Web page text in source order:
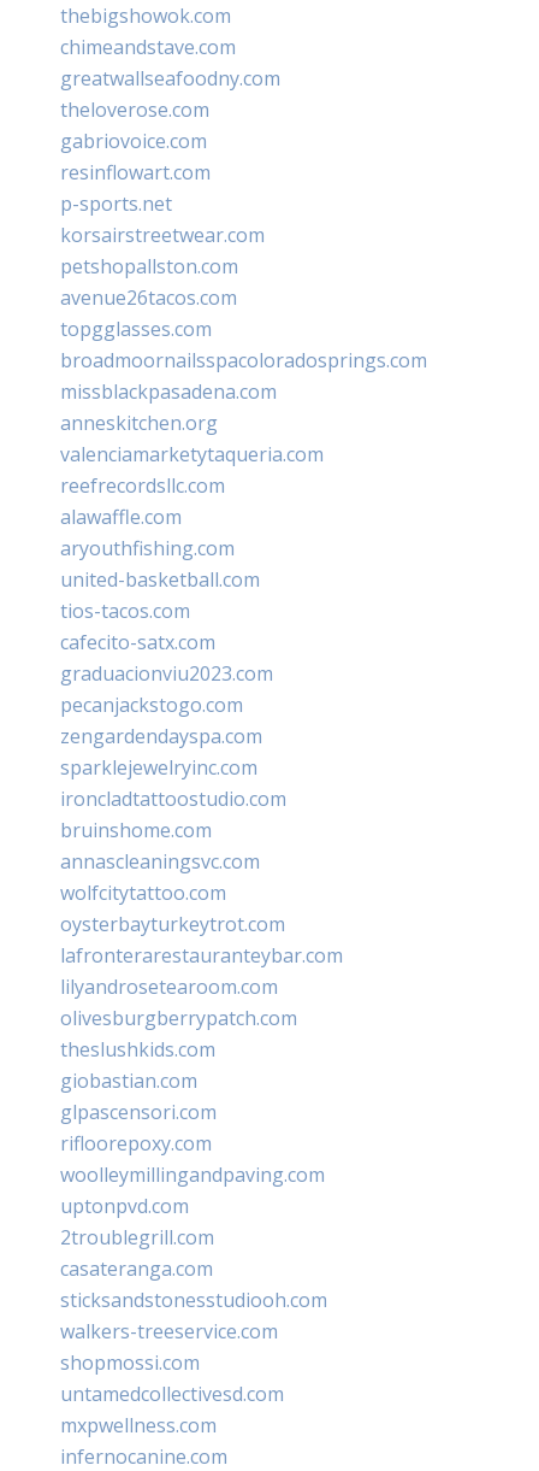
thebigshowok.com
chimeandstave.com
greatwallseafoodny.com
theloverose.com
gabriovoice.com
resinflowart.com
p-sports.net
korsairstreetwear.com
petshopallston.com
avenue26tacos.com
topgglasses.com
broadmoornailsspacoloradosprings.com
missblackpasadena.com
anneskitchen.org
valenciamarketytaqueria.com
reefrecordsllc.com
alawaffle.com
aryouthfishing.com
united-basketball.com
tios-tacos.com
cafecito-satx.com
graduacionviu2023.com
pecanjackstogo.com
zengardendayspa.com
sparklejewelryinc.com
ironcladtattoostudio.com
bruinshome.com
annascleaningsvc.com
wolfcitytattoo.com
oysterbayturkeytrot.com
lafronterarestauranteybar.com
lilyandrosetearoom.com
olivesburgberrypatch.com
theslushkids.com
giobastian.com
glpascensori.com
rifloorepoxy.com
woolleymillingandpaving.com
uptonpvd.com
2troublegrill.com
casateranga.com
sticksandstonesstudiooh.com
walkers-treeservice.com
shopmossi.com
untamedcollectivesd.com
mxpwellness.com
infernocanine.com